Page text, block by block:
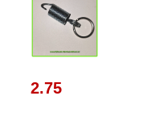
2.75